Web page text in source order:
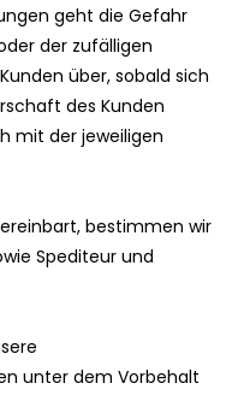
geht die Gefahr
der zufälligen
über, sobald sich
des Kunden
mit der jeweiligen
bestimmen wir
Spediteur und
unter dem Vorbehalt